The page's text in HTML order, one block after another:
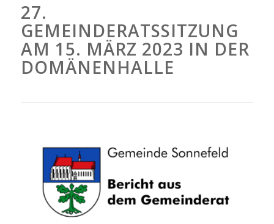
27.
GEMEINDERATSSITZUNG
AM 15. MÄRZ 2023 IN DER
DOMÄNENHALLE